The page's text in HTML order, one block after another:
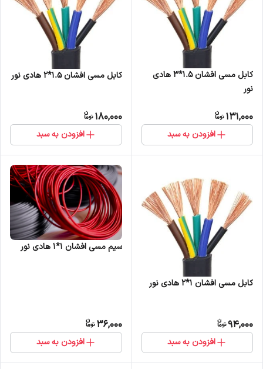
کابل مسی افشان 1.5*3 هادی
نور
131,000
افزودن به سبد
کابل مسی افشان 1.5*2 هادی نور
180,000
افزودن به سبد
کابل مسی افشان 1*2 هادی نور
94,000
افزودن به سبد
سیم مسی افشان 1*1 هادی نور
36,000
افزودن به سبد